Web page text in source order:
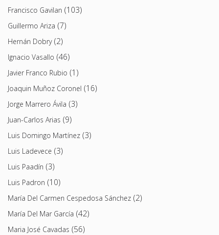
Francisco Gavilan (103)
Guillermo Ariza (7)
Hernán Dobry(2)
Ignacio Vasallo (46)
Javier Franco Rubio (1)
Joaquin Muñoz Coronel (16)
Jorge Marrero Ávila (3)
Juan-Carlos Arias (9)
Luis Domingo Martínez (3)
Luis Ladevece (3)
Luis Paadín (3)
Luis Padron (10)
María Del Carmen Cespedosa Sánchez (2)
María Del Mar García (42)
Maria José Cavadas (56)